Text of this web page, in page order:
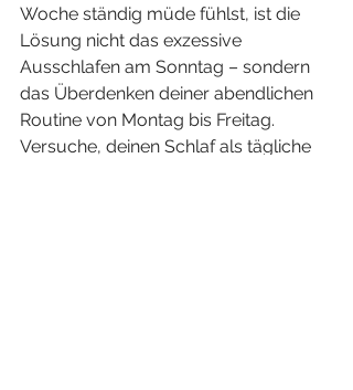
Woche ständig müde fühlst, ist die
Lösung nicht das exzessive
Ausschlafen am Sonntag – sondern
das Überdenken deiner abendlichen
Routine von Montag bis Freitag.
Versuche, deinen Schlaf als tägliche